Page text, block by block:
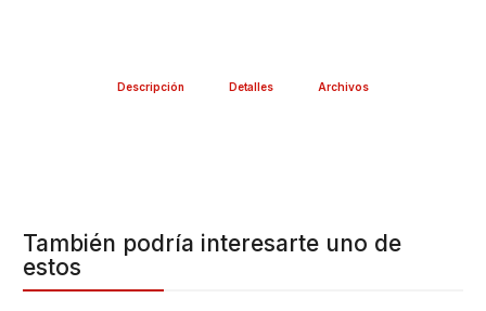
Descripción Detalles Archivos
También podría interesarte uno de
estos